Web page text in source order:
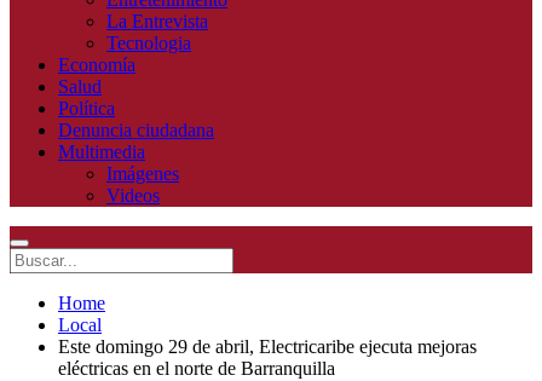
La Entrevista
Tecnologia
Economía
Salud
Política
Denuncia ciudadana
Multimedia
Imágenes
Videos
Home
Local
Este domingo 29 de abril, Electricaribe ejecuta mejoras
eléctricas en el norte de Barranquilla